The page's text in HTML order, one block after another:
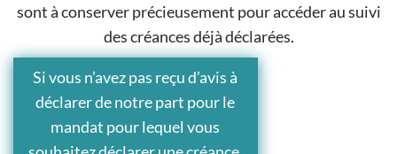
sont à conserver précieusement pour accéder au suivi
des créances déjà déclarées.
Si vous n’avez pas reçu d’avis à
déclarer de notre part pour le
mandat pour lequel vous